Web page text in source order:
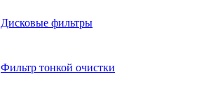
Дисковые фильтры
Фильтр тонкой очистки